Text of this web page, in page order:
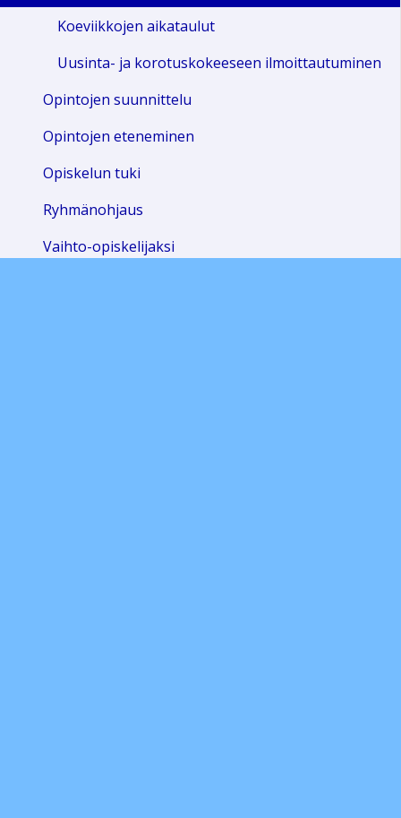
Koeviikkojen aikataulut
Uusinta- ja korotuskokeeseen ilmoittautuminen
Opintojen suunnittelu
Opintojen eteneminen
Opiskelun tuki
Ryhmänohjaus
Vaihto-opiskelijaksi